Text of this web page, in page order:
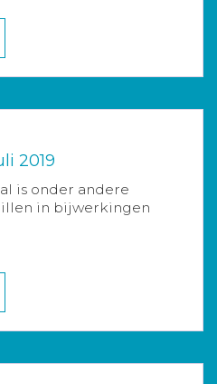
2019
is onder andere
in bijwerkingen